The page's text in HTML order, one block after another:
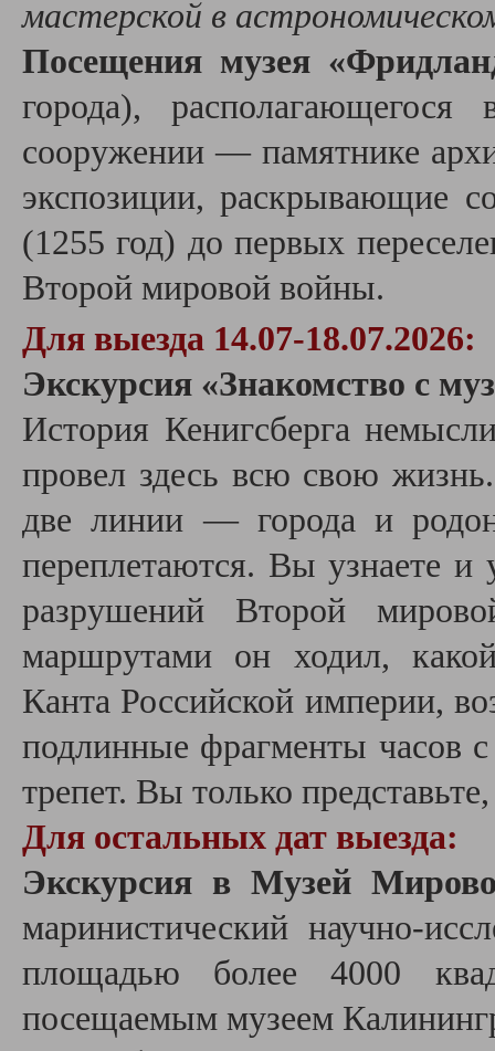
мастерской в
Посещения музея
города),
сооружении — памятнике
экспозиции, раскрывающие
(1255 год) до первых
Второй мировой войны.
Для выезда 14.07-18.07.2026:
Экскурсия «Знакомство с
История Кенигсберга
провел здесь всю свою
две линии — города и
переплетаются. Вы узнаете и
разрушений Второй
маршрутами он ходил,
Канта Российской империи,
подлинные фрагменты часов
трепет. Вы только
Для остальных дат выезда:
Экскурсия в Музей
маринистический научно-
площадью более 4000
посещаемым музеем